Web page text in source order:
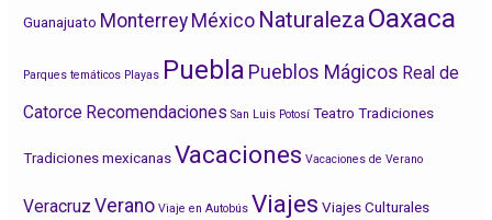
Guanajuato Monterrey México NaturalezaOaxaca
Parques temáticos Playas Puebla Pueblos Mágicos Real de
Catorce Recomendaciones San Luis Potosí Teatro Tradiciones
Tradiciones mexicanas Vacaciones Vacaciones de Verano
Veracruz Verano Viaje en Autobús Viajes Viajes Culturales